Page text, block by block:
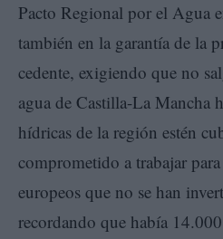
Pacto Regional por el Agua
también en la garantía de la
cedente, exigiendo que no
agua de Castilla-La Mancha
hídricas de la región estén
comprometido a trabajar
europeos que no se han
recordando que había